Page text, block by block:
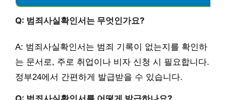
Q: 범죄사실확인서는 무엇인가요?
A: 범죄사실확인서는 범죄 기록이 없는지를 확인하
는 문서로, 주로 취업이나 비자 신청 시 필요합니다.
정부24에서 간편하게 발급받을 수 있습니다.